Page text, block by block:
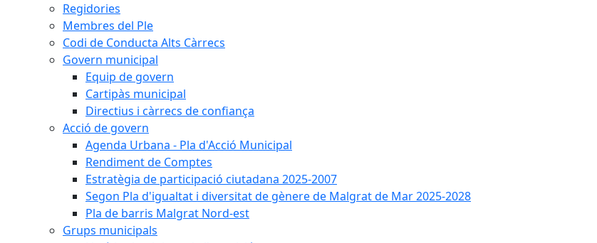
Regidories
Membres del Ple
Codi de Conducta Alts Càrrecs
Govern municipal
Equip de govern
Cartipàs municipal
Directius i càrrecs de confiança
Acció de govern
Agenda Urbana - Pla d'Acció Municipal
Rendiment de Comptes
Estratègia de participació ciutadana 2025-2007
Segon Pla d'igualtat i diversitat de gènere de Malgrat de Mar 2025-2028
Pla de barris Malgrat Nord-est
Grups municipals